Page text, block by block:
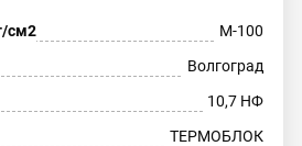
см2
М-100
Волгоград
10,7 НФ
ТЕРМОБЛОК